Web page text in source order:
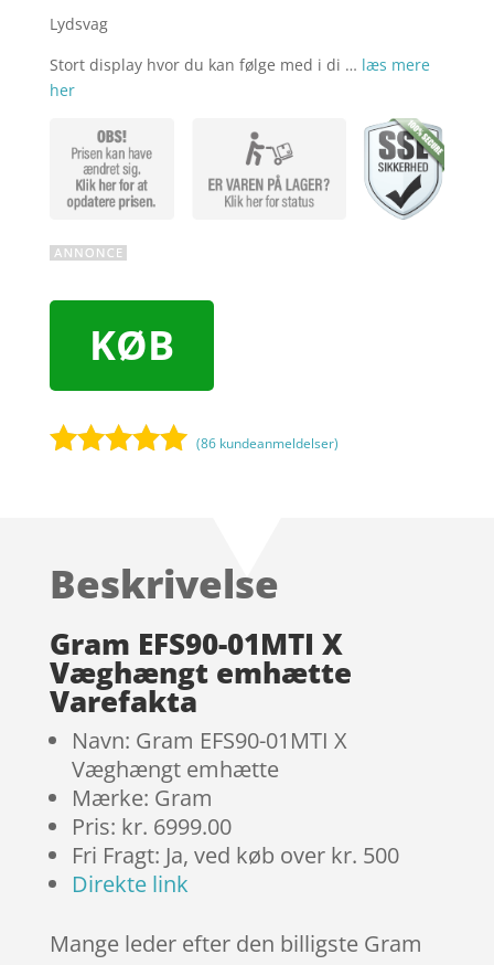
Lydsvag
Stort display hvor du kan følge med i di … læs mere
her
KØB
kundebedøm
(86 kundeanmeldelser)
Beskrivelse
Gram EFS90-01MTI X
Væghængt emhætte
Varefakta
Navn: Gram EFS90-01MTI X
Væghængt emhætte
Mærke: Gram
Pris: kr. 6999.00
Fri Fragt: Ja, ved køb over kr. 500
Direkte link
Mange leder efter den billigste Gram